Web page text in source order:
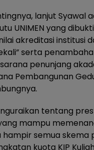
lanjut Syawal
UNIMEN yang
akreditasi institusi
serta
penunjang
Pembangunan
tentang
mampu
semua skema
kuota KIP